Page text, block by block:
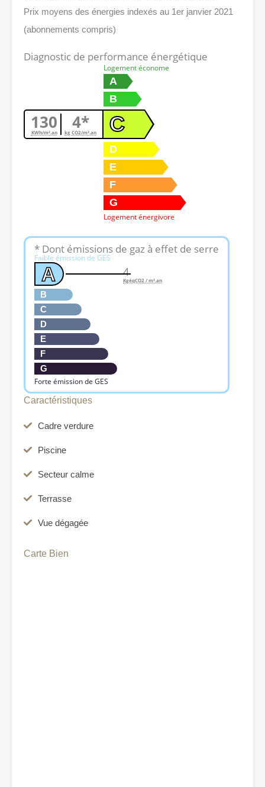
Prix moyens des énergies indexés au 1er janvier 2021
(abonnements compris)
Diagnostic de performance énergétique
130
KWh/m².an 4*
kg CO2/m².an
Logement économe
A
B
C
D
E
F
G
Logement énergivore
* Dont émissions de gaz à effet de serre
Faible émission de GES
A
B
C
D
E
F
G
Forte émission de GES
4
KgéqCO2 / m².an
Caractéristiques
Cadre verdure
Piscine
Secteur calme
Terrasse
Vue dégagée
Carte Bien